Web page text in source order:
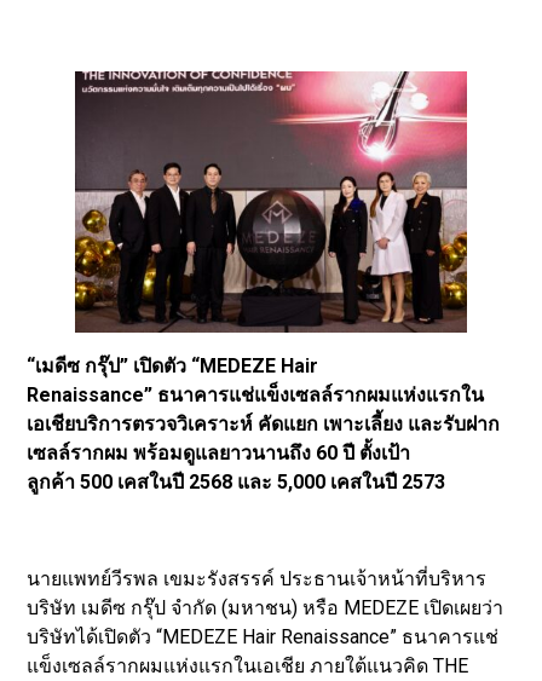
“เมดีซ กรุ๊ป” เปิดตัว “MEDEZE Hair
Renaissance” ธนาคารแช่แข็งเซลล์รากผมแห่งแรกใน
เอเชียบริการตรวจวิเคราะห์ คัดแยก เพาะเลี้ยง และรับฝาก
เซลล์รากผม พร้อมดูแลยาวนานถึง 60 ปี ตั้งเป้า
ลูกค้า 500 เคสในปี 2568 และ 5,000 เคสในปี 2573
นายแพทย์วีรพล เขมะรังสรรค์ ประธานเจ้าหน้าที่บริหาร
บริษัท เมดีซ กรุ๊ป จำกัด (มหาชน) หรือ MEDEZE เปิดเผยว่า
บริษัทได้เปิดตัว “MEDEZE Hair Renaissance” ธนาคารแช่
แข็งเซลล์รากผมแห่งแรกในเอเชีย ภายใต้แนวคิด THE